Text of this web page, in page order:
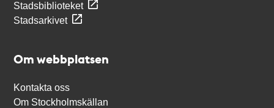
Stadsbiblioteket
Stadsarkivet
Om webbplatsen
Kontakta oss
Om Stockholmskällan